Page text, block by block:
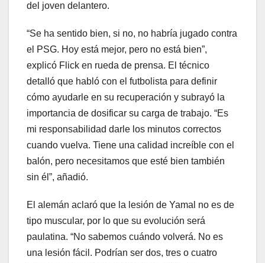
del joven delantero.
“Se ha sentido bien, si no, no habría jugado contra
el PSG. Hoy está mejor, pero no está bien”,
explicó Flick en rueda de prensa. El técnico
detalló que habló con el futbolista para definir
cómo ayudarle en su recuperación y subrayó la
importancia de dosificar su carga de trabajo. “Es
mi responsabilidad darle los minutos correctos
cuando vuelva. Tiene una calidad increíble con el
balón, pero necesitamos que esté bien también
sin él”, añadió.
El alemán aclaró que la lesión de Yamal no es de
tipo muscular, por lo que su evolución será
paulatina. “No sabemos cuándo volverá. No es
una lesión fácil. Podrían ser dos, tres o cuatro